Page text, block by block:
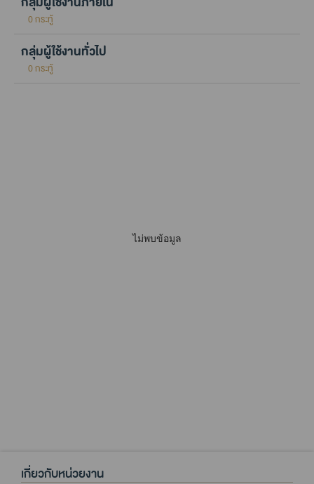
0 กระทู้
กลุ่มผู้ใช้งานทั่วไป
0 กระทู้
ไม่พบข้อมูล
เกี่ยวกับหน่วยงาน